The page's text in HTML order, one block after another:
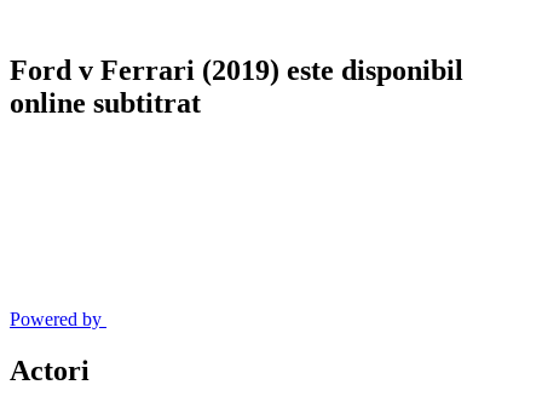
Ford v Ferrari (2019) este disponibil
online subtitrat
Powered by
Actori